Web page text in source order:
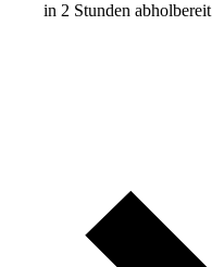
in 2 Stunden abholbereit